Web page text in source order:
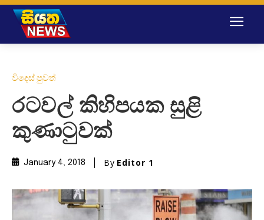
විදෙස් පුවත්
රටවල් කිහිපයක සුළි
කුණාටුවක්
January 4, 2018 By Editor 1